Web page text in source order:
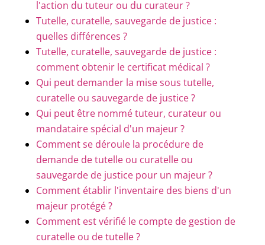
l'action du tuteur ou du curateur ?
Tutelle, curatelle, sauvegarde de justice :
quelles différences ?
Tutelle, curatelle, sauvegarde de justice :
comment obtenir le certificat médical ?
Qui peut demander la mise sous tutelle,
curatelle ou sauvegarde de justice ?
Qui peut être nommé tuteur, curateur ou
mandataire spécial d'un majeur ?
Comment se déroule la procédure de
demande de tutelle ou curatelle ou
sauvegarde de justice pour un majeur ?
Comment établir l'inventaire des biens d'un
majeur protégé ?
Comment est vérifié le compte de gestion de
curatelle ou de tutelle ?